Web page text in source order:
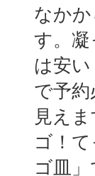
なか
す。
は安
で予
見え
ゴ！
ゴ皿